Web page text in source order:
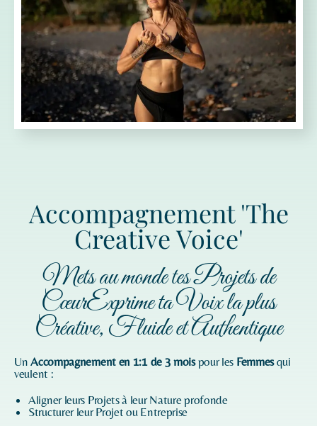
Accompagnement 'The
Creative Voice'
Mets au monde tes Projets de
CœurExprime ta Voix la plus
Créative, Fluide et Authentique
UnAccompagnement en 1:1 de 3 moispour les Femmesqui
veulent :
Aligner leurs Projets à leur Nature profonde
Structurer leur Projet ou Entreprise